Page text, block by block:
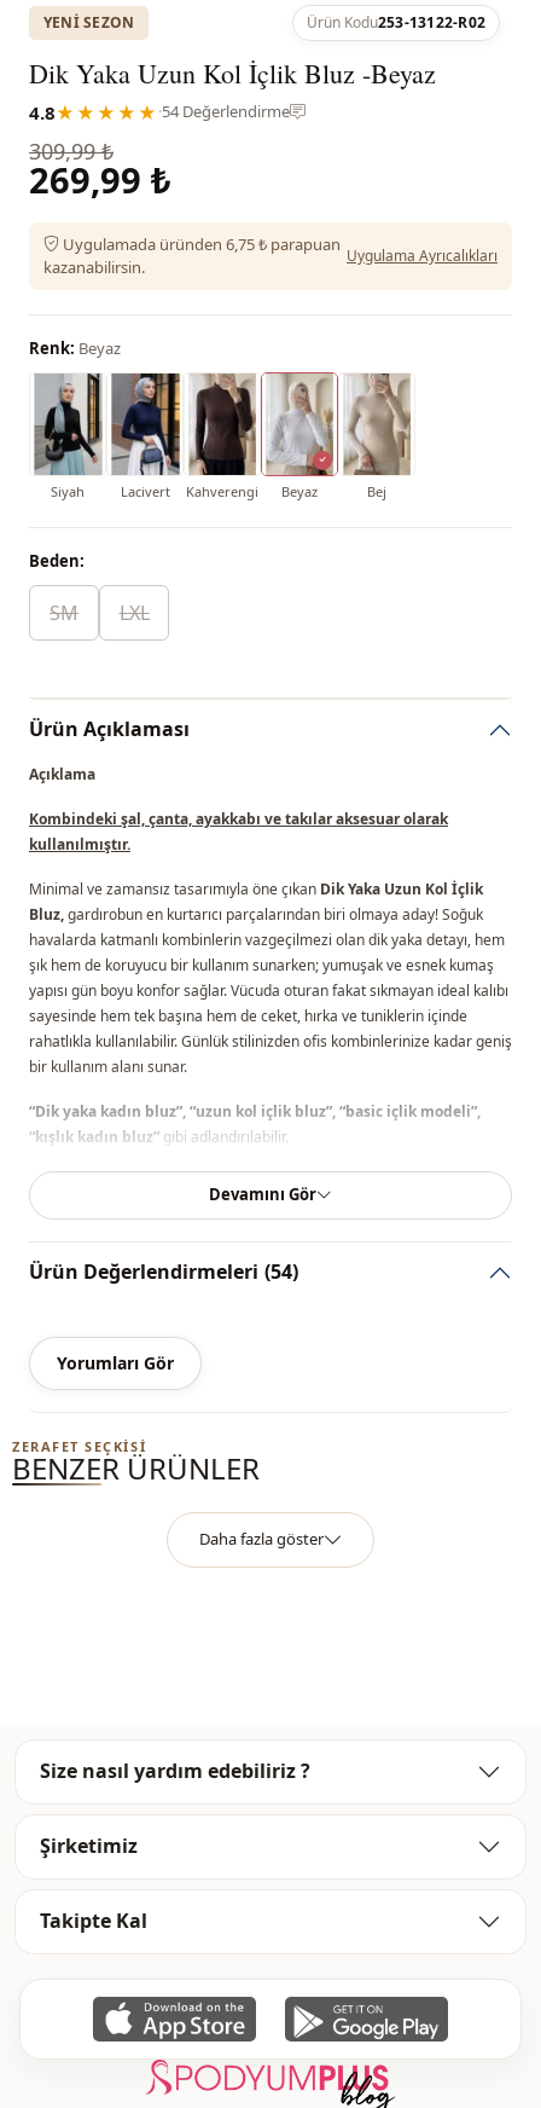
YENI SEZON Ürün Kodu253-13122-R02
Dik Yaka Uzun Kol İçlik Bluz -Beyaz
4.8★★★★★ ·54 Değerlendirme
309,99 ₺
269,99 ₺
Uygulamada üründen 6,75 ₺ parapuan
kazanabilirsin.
Uygulama Ayrıcalıkları
Renk: Beyaz
Siyah Lacivert Kahverengi Beyaz Bej
Beden:
SM LXL
Ürün Açıklaması
Açıklama
Kombindeki şal, çanta, ayakkabı ve takılar aksesuar olarak
kullanılmıştır.
Minimal ve zamansız tasarımıyla öne çıkan Dik Yaka Uzun Kol İçlik
Bluz,gardırobun en kurtarıcı parçalarından biri olmaya aday! Soğuk
havalarda katmanlı kombinlerin vazgeçilmezi olan dik yaka detayı, hem
şık hem de koruyucu bir kullanım sunarken; yumuşak ve esnek kumaş
yapısı gün boyu konfor sağlar. Vücuda oturan fakat sıkmayan ideal kalıbı
sayesinde hem tek başına hem de ceket, hırka ve tuniklerin içinde
rahatlıkla kullanılabilir. Günlük stilinizden ofis kombinlerinize kadar geniş
bir kullanım alanı sunar.
“Dik yaka kadın bluz”, “uzun kol içlik bluz”, “basic içlik modeli”,
“kışlık kadın bluz” gibi adlandırılabilir.
Not: Ürünün renginde konsept çekimlerinden dolayı ton farklılığı olabilir.
Yıkama:30 derecede yıkayınız.
%96 Viskoz , %4 Elastan
Mevsi̇m
Kumaş Penye
Kumaş Viskon
Bluz
Düz kesim
Dokuma ti̇pi̇ Dokuma
Kalinlik İnce
Kalip
Kol detay Uzun kol
Kullanim Günlük
Kullanim Rahat ev
Ofis
Devamını Gör
Ürün Değerlendirmeleri (54)
Yorumları Gör
ZERAFET SEÇKISI
BENZER ÜRÜNLER
Daha fazla göster
Size nasıl yardım edebiliriz ?
Şirketimiz
Takipte Kal